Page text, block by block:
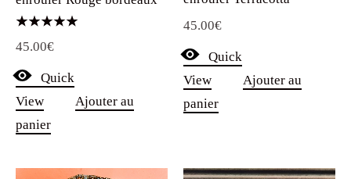
5.00
45.00€
Quick
View
Ajouter au
panier
45.00€
Quick
View
Ajouter au
panier